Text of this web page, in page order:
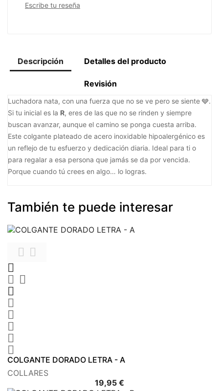
Escribe tu reseña
Descripción Detalles del producto
Revisión
Luchadora nata, con una fuerza que no se ve pero se siente 🩶.
Si tu inicial es la R, eres de las que no se rinden y siempre
buscan avanzar, aunque el camino se ponga cuesta arriba.
Este colgante plateado de acero inoxidable hipoalergénico es
un reflejo de tu esfuerzo y dedicación diaria. Ideal para ti o
para regalar a esa persona que jamás se da por vencida.
Porque cuando tú crees en algo… lo logras.
También te puede interesar
 

 






COLGANTE DORADO LETRA - A
COLLARES
19,95 €